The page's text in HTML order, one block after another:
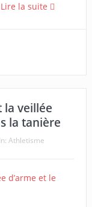
Lire la suite
la veillée
la tanière
In: Athletisme